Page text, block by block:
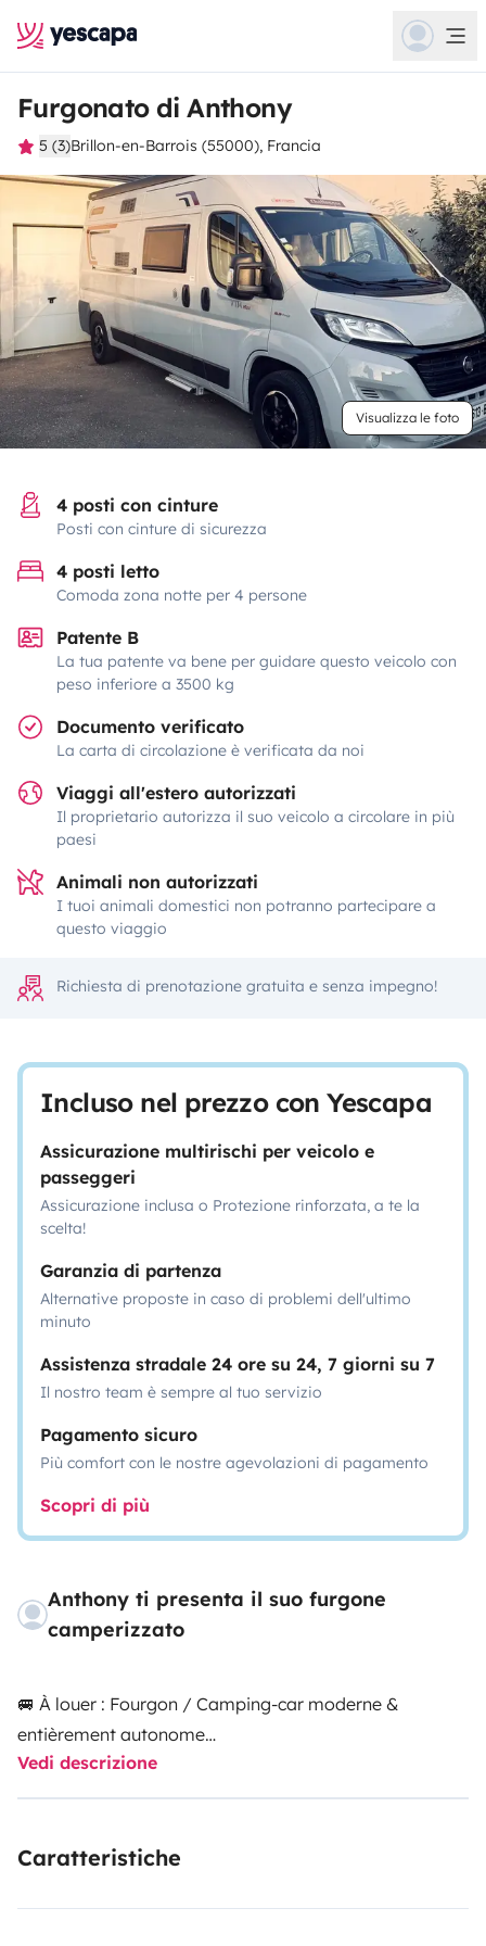
Furgonato di Anthony
5 (3)Brillon-en-Barrois (55000), Francia
Visualizza le foto
4 posti con cinture
Posti con cinture di sicurezza
4 posti letto
Comoda zona notte per 4 persone
Patente B
La tua patente va bene per guidare questo veicolo con
peso inferiore a 3500 kg
Documento verificato
La carta di circolazione è verificata da noi
Viaggi all'estero autorizzati
Il proprietario autorizza il suo veicolo a circolare in più
paesi
Animali non autorizzati
I tuoi animali domestici non potranno partecipare a
questo viaggio
Richiesta di prenotazione gratuita e senza impegno!
Incluso nel prezzo con Yescapa
Assicurazione multirischi per veicolo e
passeggeri
Assicurazione inclusa o Protezione rinforzata, a te la
scelta!
Garanzia di partenza
Alternative proposte in caso di problemi dell'ultimo
minuto
Assistenza stradale 24 ore su 24, 7 giorni su 7
Il nostro team è sempre al tuo servizio
Pagamento sicuro
Più comfort con le nostre agevolazioni di pagamento
Scopri di più
Anthony ti presenta il suo furgone
camperizzato
🚐 À louer : Fourgon / Camping-car moderne &
entièrement autonome
Partez à l'aventure en toute liberté avec ce véhicule
famille ou entre amis. Alliant confort et autonomie, il
Vedi descrizione
Caratteristiche